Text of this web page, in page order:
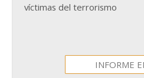
víctimas del terrorismo
INFORME